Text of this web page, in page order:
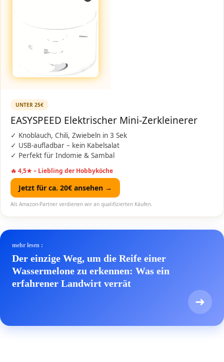
UNTER 25€
EASYSPEED Elektrischer Mini-Zerkleinerer
✓ Knoblauch, Chili, Zwiebeln in 3 Sek
✓ USB-aufladbar – kein Kabelsalat
✓ Perfekt für Indomie & Sambal
🔥 4,5★ – Liebling der Hobbyköche
Jetzt für ca. 20€ ansehen →
Als Amazon-Partner verdienen wir an qualifizierten Käufen.
mehr lesen :
Der einzige Weg, um die Reife einer
Wassermelone zu erkennen: Was ein
erfahrener Landwirt verrät
➜